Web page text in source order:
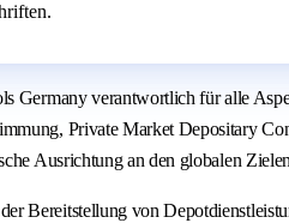
Germany verantwortlich für alle
Private Market Depositary
Ausrichtung an den globalen
Bereitstellung von